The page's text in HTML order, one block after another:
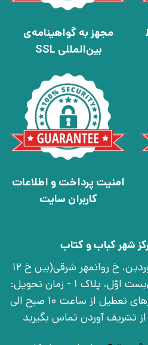
مجهز به گواهینامه‌ی
بین‌المللی SSL
امنیت پرداخت و اطلاعات
کاربران سایت
شهر کباب و کتاب
تهران، خ انقلاب، خ 12 فروردین، خ روانمهر شرقی(بین خ 12
فروردین و خ فخر رازی)، بن‌بست اوّل، پلاک 1 - زمان تحویل:
شنبه تا چهارشنبه به جز روزهای تعطیل از ساعت 10 صبح الی